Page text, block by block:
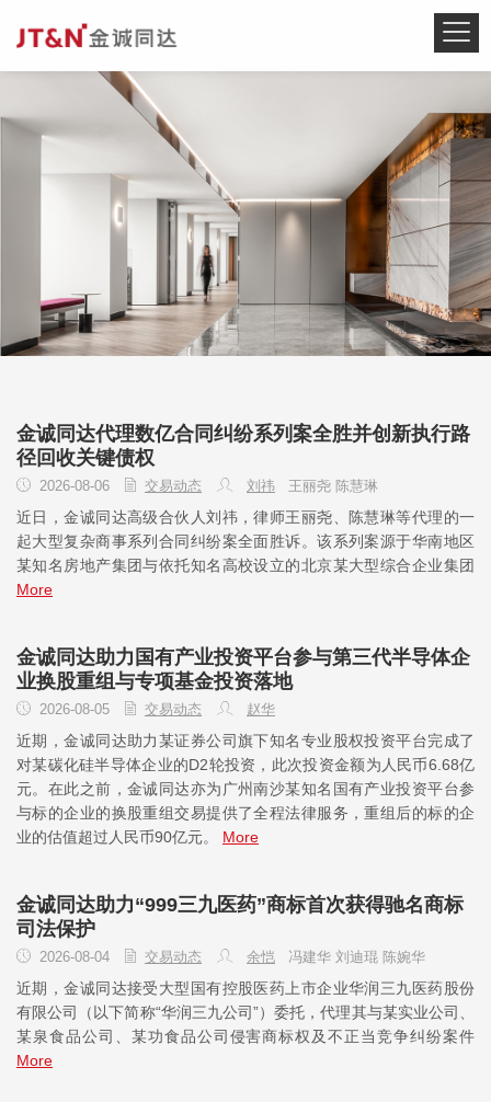
金诚同达代理数亿合同纠纷系列案全胜并创新执行路
径回收关键债权
2026-08-06 交易动态 刘祎 王丽尧 陈慧琳
近日，金诚同达高级合伙人刘祎，律师王丽尧、陈慧琳等代理的一
起大型复杂商事系列合同纠纷案全面胜诉。该系列案源于华南地区
某知名房地产集团与依托知名高校设立的北京某大型综合企业集团
More
金诚同达助力国有产业投资平台参与第三代半导体企
业换股重组与专项基金投资落地
2026-08-05 交易动态 赵华
近期，金诚同达助力某证券公司旗下知名专业股权投资平台完成了
对某碳化硅半导体企业的D2轮投资，此次投资金额为人民币6.68亿
元。在此之前，金诚同达亦为广州南沙某知名国有产业投资平台参
与标的企业的换股重组交易提供了全程法律服务，重组后的标的企
业的估值超过人民币90亿元。 More
金诚同达助力“999三九医药”商标首次获得驰名商标
司法保护
2026-08-04 交易动态 余恺 冯建华 刘迪琨 陈婉华
近期，金诚同达接受大型国有控股医药上市企业华润三九医药股份
有限公司（以下简称“华润三九公司”）委托，代理其与某实业公司、
某泉食品公司、某功食品公司侵害商标权及不正当竞争纠纷案件
More